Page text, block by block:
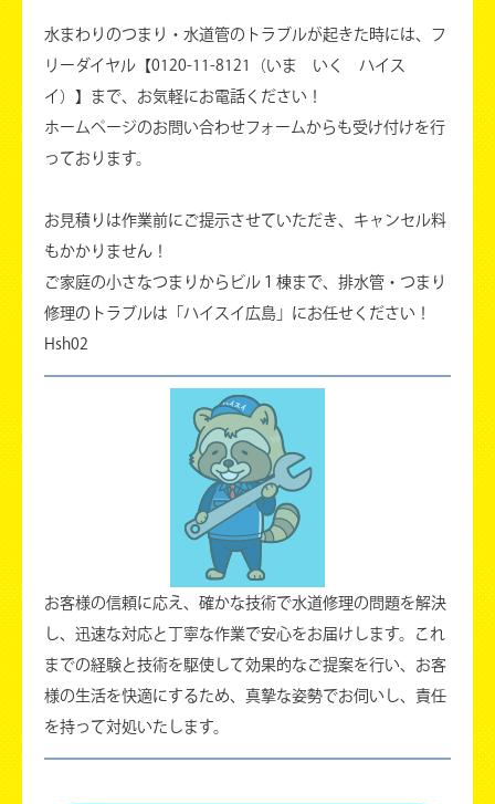
水まわりのつまり・水道管のトラブルが起きた時には、フ
リーダイヤル【0120-11-8121（いま いく ハイス
イ）】まで、お気軽にお電話ください！
ホームページのお問い合わせフォームからも受け付けを行
っております。
お見積りは作業前にご提示させていただき、キャンセル料
もかかりません！
ご家庭の小さなつまりからビル１棟まで、排水管・つまり
修理のトラブルは「ハイスイ広島」にお任せください！
Hsh02
お客様の信頼に応え、確かな技術で水道修理の問題を解決
し、迅速な対応と丁寧な作業で安心をお届けします。これ
までの経験と技術を駆使して効果的なご提案を行い、お客
様の生活を快適にするため、真摯な姿勢でお伺いし、責任
を持って対処いたします。